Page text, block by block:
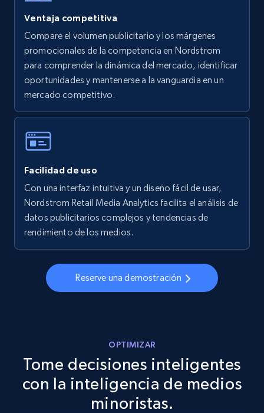
URL, Final price, Sku, Currency, Gtin,
Specifications, Image urls, Top reviews, and
more.
5.6K+ 876+ Comenzar ahora
specific keywords
Specifications, Image urls, Top reviews, and
more.
5.6K+ 876+ Comenzar ahora
Walmart - products - Discover products by
using sku numbers
5.6K+ 876+ Comenzar ahora
Ventaja competitiva
Compare el volumen publicitario y los márgenes
promocionales de la competencia en Nordstrom
para comprender la dinámica del mercado, identificar
oportunidades y mantenerse a la vanguardia en un
mercado competitivo.
Facilidad de uso
Con una interfaz intuitiva y un diseño fácil de usar,
Nordstrom Retail Media Analytics facilita el análisis de
datos publicitarios complejos y tendencias de
rendimiento de los medios.
Reserve una demostración
OPTIMIZAR
Tome decisiones inteligentes
con la inteligencia de medios
minoristas.